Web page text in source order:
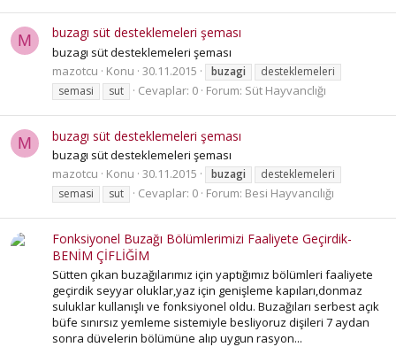
M buzagı süt desteklemeleri şeması
buzagı süt desteklemeleri şeması
mazotcu
Konu 30.11.2015 buzagi
desteklemeleri
semasi
sut Cevaplar: 0 Forum: Süt Hayvanclığı
M buzagı süt desteklemeleri şeması
buzagı süt desteklemeleri şeması
mazotcu
Konu 30.11.2015 buzagi
desteklemeleri
semasi
sut Cevaplar: 0 Forum: Besi Hayvancılığı
Fonksiyonel Buzağı Bölümlerimizi Faaliyete Geçirdik-
BENİM ÇİFLİĞİM
Sütten çıkan buzağılarımız için yaptığımız bölümleri faaliyete
geçirdik seyyar oluklar,yaz için genişleme kapıları,donmaz
suluklar kullanışlı ve fonksiyonel oldu. Buzağıları serbest açık
büfe sınırsız yemleme sistemiyle besliyoruz dişileri 7 aydan
sonra düvelerin bölümüne alıp uygun rasyon...